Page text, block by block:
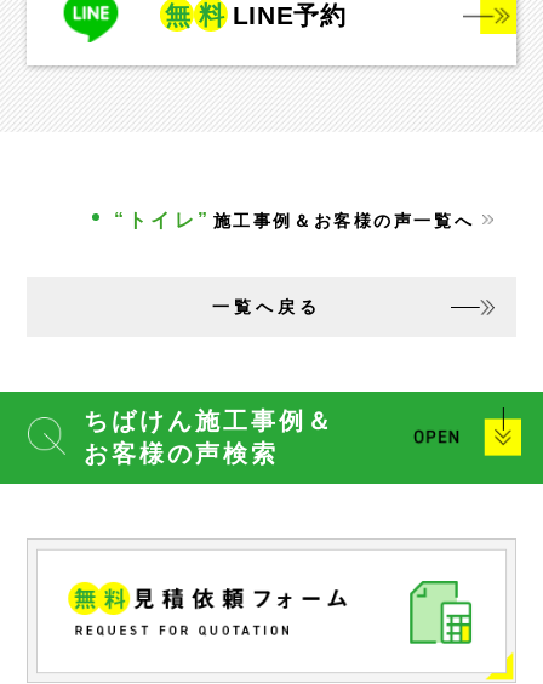
無 料 LINE予約
“トイレ” 施工事例＆お客様の声一覧へ
一覧へ戻る
ちばけん施工事例＆
お客様の声検索